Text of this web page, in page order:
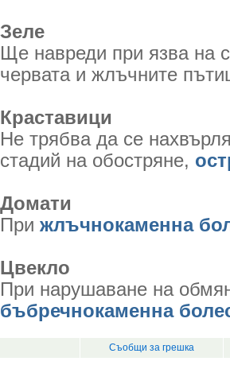
Зеле
Ще навреди при язва на
червата и жлъчните
Краставици
Не трябва да се
стадий на обостряне,
Домати
При жлъчнокаменна
Цвекло
При нарушаване на
бъбречнокаменна
Съобщи за грешка